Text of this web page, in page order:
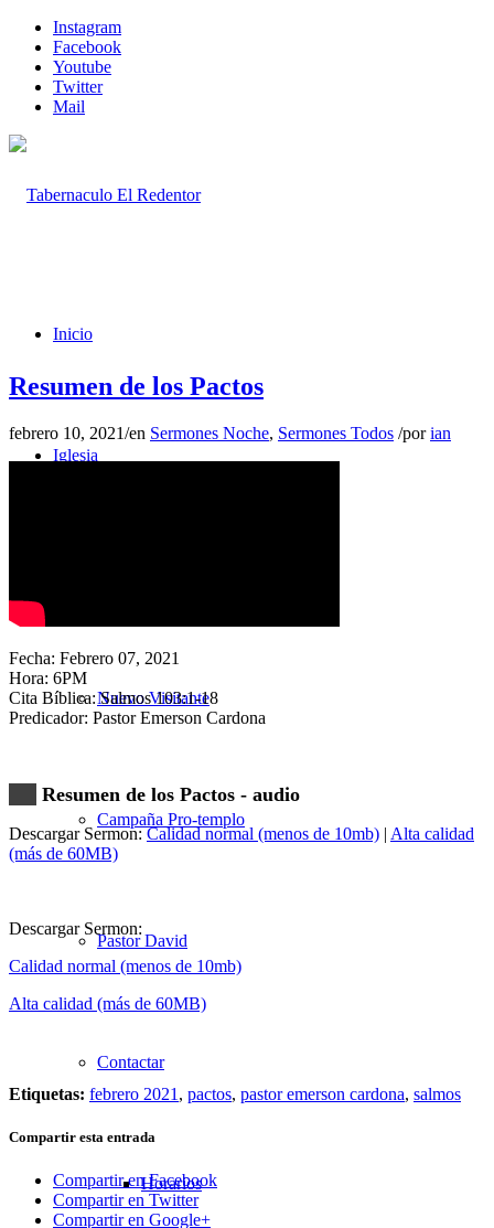
Instagram
Facebook
Youtube
Twitter
Mail
Inicio
Iglesia
Nuevo Visitante
Campaña Pro-templo
Pastor David
Contactar
Horarios
Resumen de los Pactos
febrero 10, 2021/en Sermones Noche, Sermones Todos /porian
Fecha: Febrero 07, 2021
Hora: 6PM
Cita Bíblica: Salmos 103:1-18
Predicador: Pastor Emerson Cardona
Resumen de los Pactos - audio
Descargar Sermon:Calidad normal (menos de 10mb) | Alta calidad
(más de 60MB)
Descargar Sermon:
Calidad normal (menos de 10mb)
Alta calidad (más de 60MB)
Etiquetas: febrero 2021 , pactos, pastor emerson cardona, salmos
Compartir esta entrada
Compartir en Facebook
Compartir en Twitter
Compartir en Google+